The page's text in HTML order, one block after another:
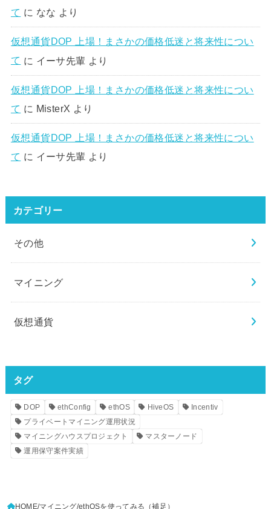
て に なな より
仮想通貨DOP 上場！まさかの価格低迷と将来性につい
て に イーサ先輩 より
仮想通貨DOP 上場！まさかの価格低迷と将来性につい
て に MisterX より
仮想通貨DOP 上場！まさかの価格低迷と将来性につい
て に イーサ先輩 より
カテゴリー
その他
マイニング
仮想通貨
タグ
DOP ethConfig ethOS HiveOS
Incentiv
プライベートマイニング運用状況
マイニングハウスプロジェクト
マスターノード
運用保守案件実績
HOME マイニング ethOSを使ってみる（補足）